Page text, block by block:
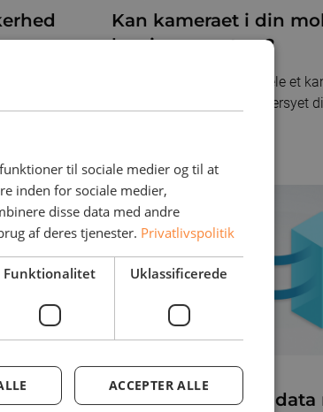
Kan kameraet i din
løsning smartere?
Husker du de mange fordele et
til, når du udvikler skræddersyet
hvis
27. juni 2022
Automatiser dine data
til sociale medier og til at
inden for sociale medier,
disse data med andre
af deres tjenester. Privatlivspolitik
Funktionalitet Uklassificerede
ACCEPTER ALLE